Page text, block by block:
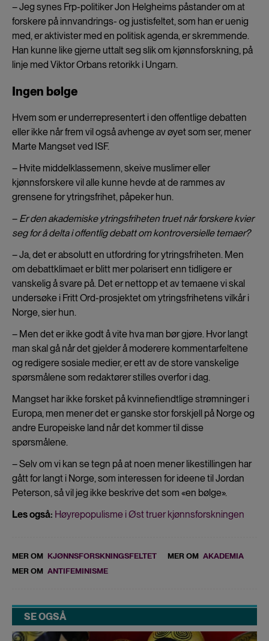
– Jeg synes Frp-politiker Jon Helgheims påstander om at
forskere på innvandrings- og justisfeltet, som han er uenig
med, er aktivister med en politisk agenda, er skremmende.
Han kunne like gjerne uttalt seg slik om kjønnsforskning, på
linje med Viktor Orbans retorikk i Ungarn.
Ingen bølge
Hvem som er underrepresentert i den offentlige debatten
eller ikke når frem vil også avhenge av øyet som ser, mener
Marte Mangset ved ISF.
– Hvite middelklassemenn, skeive muslimer eller
kjønnsforskere vil alle kunne hevde at de rammes av
grensene for ytringsfrihet, påpeker hun.
– Er den akademiske ytringsfriheten truet når forskere kvier
seg for å delta i offentlig debatt om kontroversielle temaer?
– Ja, det er absolutt en utfordring for ytringsfriheten. Men
om debattklimaet er blitt mer polarisert enn tidligere er
vanskelig å svare på. Det er nettopp et av temaene vi skal
undersøke i Fritt Ord-prosjektet om ytringsfrihetens vilkår i
Norge, sier hun.
– Men det er ikke godt å vite hva man bør gjøre. Hvor langt
man skal gå når det gjelder å moderere kommentarfeltene
og redigere sosiale medier, er ett av de store vanskelige
spørsmålene som redaktører stilles overfor i dag.
Mangset har ikke forsket på kvinnefiendtlige strømninger i
Europa, men mener det er ganske stor forskjell på Norge og
andre Europeiske land når det kommer til disse
spørsmålene.
– Selv om vi kan se tegn på at noen mener likestillingen har
gått for langt i Norge, som interessen for ideene til Jordan
Peterson, så vil jeg ikke beskrive det som «en bølge».
Les også: Høyrepopulisme i Øst truer kjønnsforskningen
MER OM KJØNNSFORSKNINGSFELTET MER OM AKADEMIA
MER OM ANTIFEMINISME
SE OGSÅ